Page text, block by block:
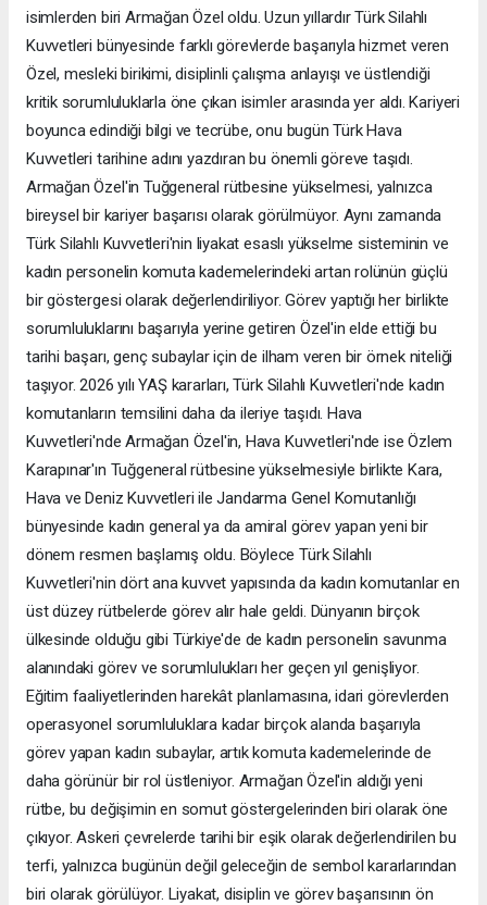
isimlerden biri Armağan Özel oldu. Uzun yıllardır Türk Silahlı
Kuvvetleri bünyesinde farklı görevlerde başarıyla hizmet veren
Özel, mesleki birikimi, disiplinli çalışma anlayışı ve üstlendiği
kritik sorumluluklarla öne çıkan isimler arasında yer aldı. Kariyeri
boyunca edindiği bilgi ve tecrübe, onu bugün Türk Hava
Kuvvetleri tarihine adını yazdıran bu önemli göreve taşıdı.
Armağan Özel'in Tuğgeneral rütbesine yükselmesi, yalnızca
bireysel bir kariyer başarısı olarak görülmüyor. Aynı zamanda
Türk Silahlı Kuvvetleri'nin liyakat esaslı yükselme sisteminin ve
kadın personelin komuta kademelerindeki artan rolünün güçlü
bir göstergesi olarak değerlendiriliyor. Görev yaptığı her birlikte
sorumluluklarını başarıyla yerine getiren Özel'in elde ettiği bu
tarihi başarı, genç subaylar için de ilham veren bir örnek niteliği
taşıyor. 2026 yılı YAŞ kararları, Türk Silahlı Kuvvetleri'nde kadın
komutanların temsilini daha da ileriye taşıdı. Hava
Kuvvetleri'nde Armağan Özel'in, Hava Kuvvetleri'nde ise Özlem
Karapınar'ın Tuğgeneral rütbesine yükselmesiyle birlikte Kara,
Hava ve Deniz Kuvvetleri ile Jandarma Genel Komutanlığı
bünyesinde kadın general ya da amiral görev yapan yeni bir
dönem resmen başlamış oldu. Böylece Türk Silahlı
Kuvvetleri'nin dört ana kuvvet yapısında da kadın komutanlar en
üst düzey rütbelerde görev alır hale geldi. Dünyanın birçok
ülkesinde olduğu gibi Türkiye'de de kadın personelin savunma
alanındaki görev ve sorumlulukları her geçen yıl genişliyor.
Eğitim faaliyetlerinden harekât planlamasına, idari görevlerden
operasyonel sorumluluklara kadar birçok alanda başarıyla
görev yapan kadın subaylar, artık komuta kademelerinde de
daha görünür bir rol üstleniyor. Armağan Özel'in aldığı yeni
rütbe, bu değişimin en somut göstergelerinden biri olarak öne
çıkıyor. Askeri çevrelerde tarihi bir eşik olarak değerlendirilen bu
terfi, yalnızca bugünün değil geleceğin de sembol kararlarından
biri olarak görülüyor. Liyakat, disiplin ve görev başarısının ön